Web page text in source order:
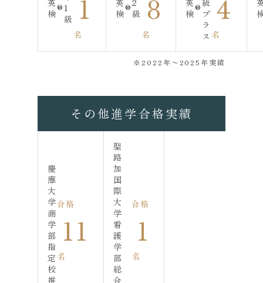
検® 1
級
1
名
検®級
8
名
検®プ
ラ
ス
4
名
※2022年〜2025年実績
その他進学合格実績
慶
應
大
学
商
学
部
指
定
校
推
合格
11
名
聖
路
加
国
際
大
学
看
護
学
部
総
合
合格
1
名